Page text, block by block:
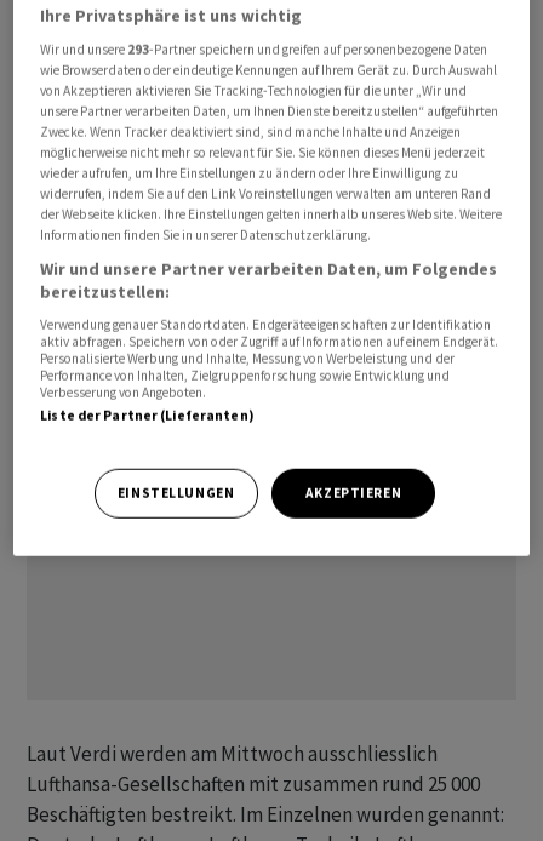
Bei der kleineren Lufthansa-Ferienflugtochter Discover
Airlines zeigte ein Streik der Piloten schon vorher
Wirkung: Am Montag, dem zweiten Streiktag, waren in
Frankfurt nur zwei von ursprünglich zwölf geplanten
Abflügen möglich, wie aus dem Online-Abflugplan des
Flughafens hervorging. Neun Flüge waren gestrichen
und eine Verbindung nach Windhoek in Namibia wurde
auf Dienstag verspätet. Auch am Sonntag waren 10 von
16 geplanten Abflügen des Ferienfliegers gestrichen
worden. Die von München aus geplanten Discover-Flüge
dieser selbst angeboten werden.
Laut Verdi werden am Mittwoch ausschliesslich
Lufthansa-Gesellschaften mit zusammen rund 25 000
Beschäftigten bestreikt. Im Einzelnen wurden genannt:
Ihre Privatsphäre ist uns wichtig
Wir und unsere 293-Partner speichern und greifen auf personenbezogene Daten
wie Browserdaten oder eindeutige Kennungen auf Ihrem Gerät zu. Durch Auswahl
von Akzeptieren aktivieren Sie Tracking-Technologien für die unter „Wir und
unsere Partner verarbeiten Daten, um Ihnen Dienste bereitzustellen“ aufgeführten
Zwecke. Wenn Tracker deaktiviert sind, sind manche Inhalte und Anzeigen
möglicherweise nicht mehr so relevant für Sie. Sie können dieses Menü jederzeit
wieder aufrufen, um Ihre Einstellungen zu ändern oder Ihre Einwilligung zu
widerrufen, indem Sie auf den Link Voreinstellungen verwalten am unteren Rand
der Webseite klicken. Ihre Einstellungen gelten innerhalb unseres Website. Weitere
Informationen finden Sie in unserer Datenschutzerklärung.
Wir und unsere Partner verarbeiten Daten, um Folgendes
bereitzustellen:
Verwendung genauer Standortdaten. Endgeräteeigenschaften zur Identifikation
aktiv abfragen. Speichern von oder Zugriff auf Informationen auf einem Endgerät.
Personalisierte Werbung und Inhalte, Messung von Werbeleistung und der
Performance von Inhalten, Zielgruppenforschung sowie Entwicklung und
Verbesserung von Angeboten.
Liste der Partner (Lieferanten)
EINSTELLUNGEN AKZEPTIEREN